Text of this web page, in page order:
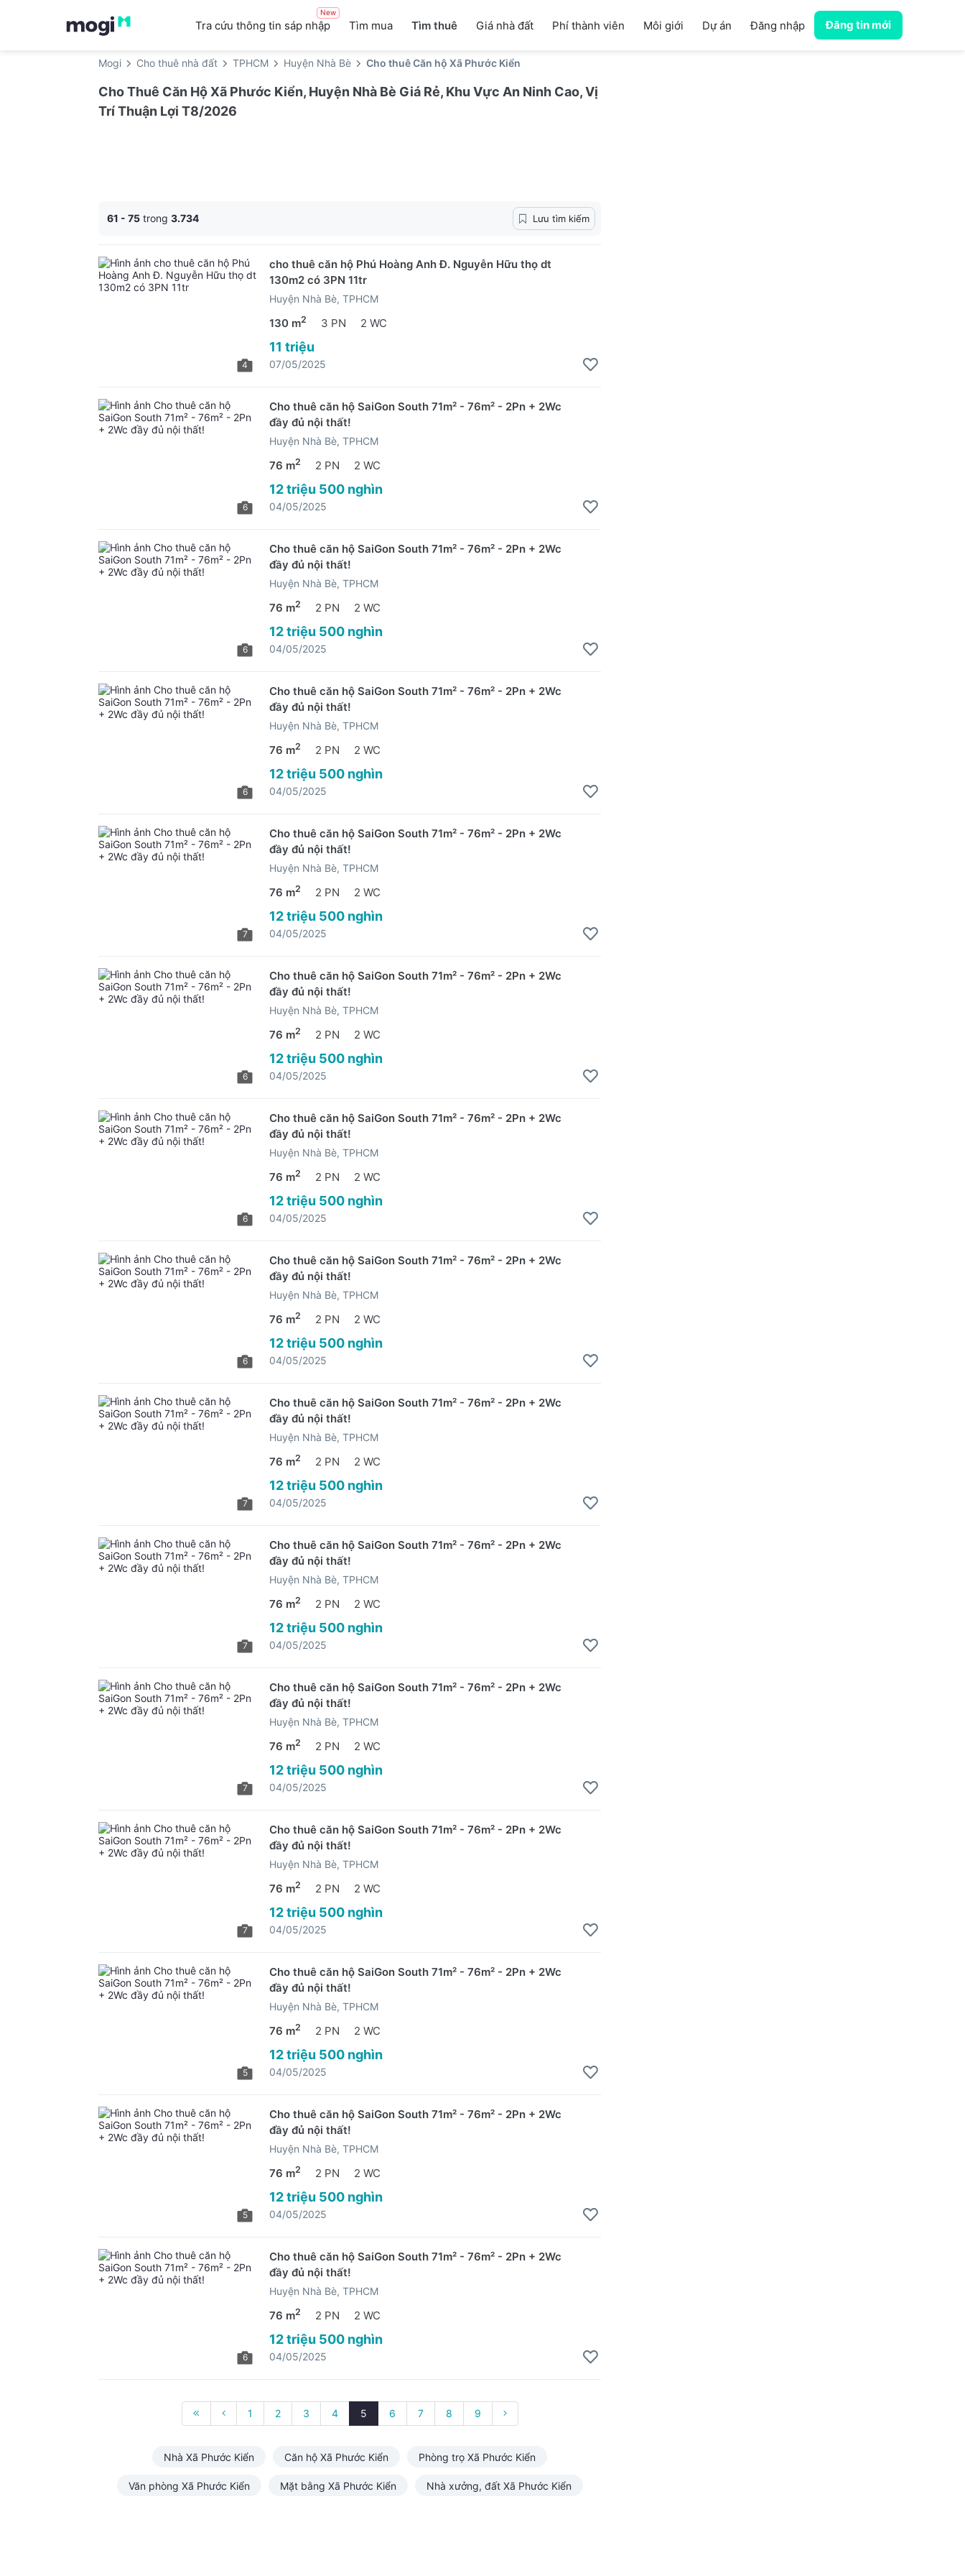
Tra cứu thông tin sáp nhập
New
Tìm mua Tìm thuê Giá nhà đất Phí thành viên Môi giới Dự án Đăng nhập Đăng tin mới
Mogi Cho thuê nhà đất TPHCM Huyện Nhà Bè Cho thuê Căn hộ Xã Phước Kiển
Cho Thuê Căn Hộ Xã Phước Kiển, Huyện Nhà Bè Giá Rẻ, Khu Vực An Ninh Cao, Vị
Trí Thuận Lợi T8/2026
61 - 75 trong 3.734 Lưu tìm kiếm
4
cho thuê căn hộ Phú Hoàng Anh Đ. Nguyễn Hữu thọ dt
130m2 có 3PN 11tr
Huyện Nhà Bè, TPHCM
130 m2 3 PN 2 WC
11 triệu
07/05/2025
6
Cho thuê căn hộ SaiGon South 71m² - 76m² - 2Pn + 2Wc
đầy đủ nội thất!
Huyện Nhà Bè, TPHCM
76 m2 2 PN 2 WC
12 triệu 500 nghìn
04/05/2025
6
Cho thuê căn hộ SaiGon South 71m² - 76m² - 2Pn + 2Wc
đầy đủ nội thất!
Huyện Nhà Bè, TPHCM
76 m2 2 PN 2 WC
12 triệu 500 nghìn
04/05/2025
6
Cho thuê căn hộ SaiGon South 71m² - 76m² - 2Pn + 2Wc
đầy đủ nội thất!
Huyện Nhà Bè, TPHCM
76 m2 2 PN 2 WC
12 triệu 500 nghìn
04/05/2025
7
Cho thuê căn hộ SaiGon South 71m² - 76m² - 2Pn + 2Wc
đầy đủ nội thất!
Huyện Nhà Bè, TPHCM
76 m2 2 PN 2 WC
12 triệu 500 nghìn
04/05/2025
6
Cho thuê căn hộ SaiGon South 71m² - 76m² - 2Pn + 2Wc
đầy đủ nội thất!
Huyện Nhà Bè, TPHCM
76 m2 2 PN 2 WC
12 triệu 500 nghìn
04/05/2025
6
Cho thuê căn hộ SaiGon South 71m² - 76m² - 2Pn + 2Wc
đầy đủ nội thất!
Huyện Nhà Bè, TPHCM
76 m2 2 PN 2 WC
12 triệu 500 nghìn
04/05/2025
6
Cho thuê căn hộ SaiGon South 71m² - 76m² - 2Pn + 2Wc
đầy đủ nội thất!
Huyện Nhà Bè, TPHCM
76 m2 2 PN 2 WC
12 triệu 500 nghìn
04/05/2025
7
Cho thuê căn hộ SaiGon South 71m² - 76m² - 2Pn + 2Wc
đầy đủ nội thất!
Huyện Nhà Bè, TPHCM
76 m2 2 PN 2 WC
12 triệu 500 nghìn
04/05/2025
7
Cho thuê căn hộ SaiGon South 71m² - 76m² - 2Pn + 2Wc
đầy đủ nội thất!
Huyện Nhà Bè, TPHCM
76 m2 2 PN 2 WC
12 triệu 500 nghìn
04/05/2025
7
Cho thuê căn hộ SaiGon South 71m² - 76m² - 2Pn + 2Wc
đầy đủ nội thất!
Huyện Nhà Bè, TPHCM
76 m2 2 PN 2 WC
12 triệu 500 nghìn
04/05/2025
7
Cho thuê căn hộ SaiGon South 71m² - 76m² - 2Pn + 2Wc
đầy đủ nội thất!
Huyện Nhà Bè, TPHCM
76 m2 2 PN 2 WC
12 triệu 500 nghìn
04/05/2025
5
Cho thuê căn hộ SaiGon South 71m² - 76m² - 2Pn + 2Wc
đầy đủ nội thất!
Huyện Nhà Bè, TPHCM
76 m2 2 PN 2 WC
12 triệu 500 nghìn
04/05/2025
5
Cho thuê căn hộ SaiGon South 71m² - 76m² - 2Pn + 2Wc
đầy đủ nội thất!
Huyện Nhà Bè, TPHCM
76 m2 2 PN 2 WC
12 triệu 500 nghìn
04/05/2025
6
Cho thuê căn hộ SaiGon South 71m² - 76m² - 2Pn + 2Wc
đầy đủ nội thất!
Huyện Nhà Bè, TPHCM
76 m2 2 PN 2 WC
12 triệu 500 nghìn
04/05/2025
1 2 3 4 5 6 7 8 9
Nhà Xã Phước Kiển Căn hộ Xã Phước Kiển Phòng trọ Xã Phước Kiển
Văn phòng Xã Phước Kiển Mặt bằng Xã Phước Kiển Nhà xưởng, đất Xã Phước Kiển